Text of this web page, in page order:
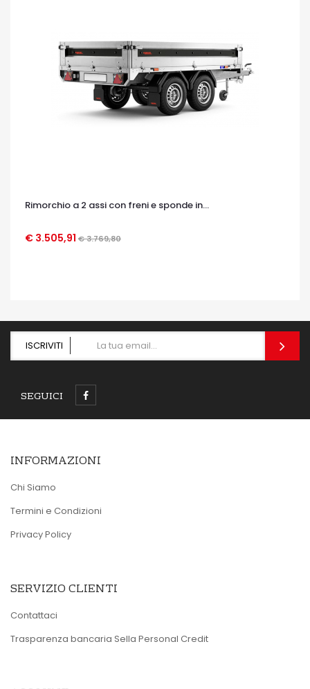
Rimorchio a 2 assi con freni e sponde in...
€ 3.505,91 € 3.769,80
OCCHIATA VELOCE
ISCRIVITI
SEGUICI
INFORMAZIONI
Chi Siamo
Termini e Condizioni
Privacy Policy
SERVIZIO CLIENTI
Contattaci
Trasparenza bancaria Sella Personal Credit